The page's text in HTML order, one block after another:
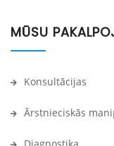
MŪSU
Konsultācijas
Ārstnieciskās